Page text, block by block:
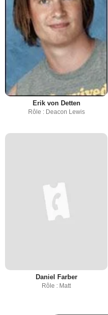
Erik von Detten
Rôle : Deacon Lewis
Daniel Farber
Rôle : Matt